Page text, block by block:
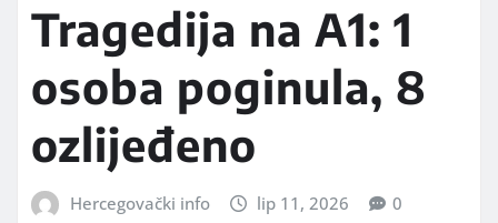
Tragedija na A1: 1
osoba poginula, 8
ozlijeđeno
Hercegovački info lip 11, 2026 0